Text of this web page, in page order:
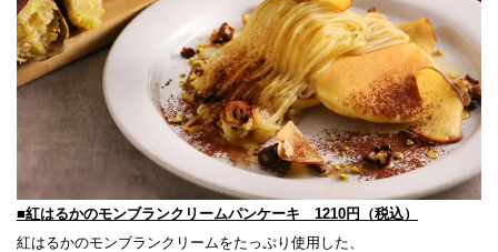
■紅はるかのモンブランクリームパンケーキ 1210円（税込）
紅はるかのモンブランクリームをたっぷり使用した、